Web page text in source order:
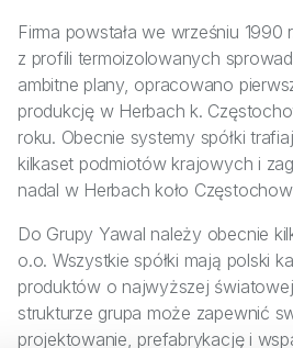
Firma powstała we wrześniu
z profili termoizolowanych
ambitne plany, opracowano
produkcję w Herbach k.
roku. Obecnie systemy spółki
kilkaset podmiotów krajowych i
nadal w Herbach koło
Do Grupy Yawal należy obecnie
o.o. Wszystkie spółki mają polski
produktów o najwyższej
strukturze grupa może zapewnić
projektowanie, prefabrykację i